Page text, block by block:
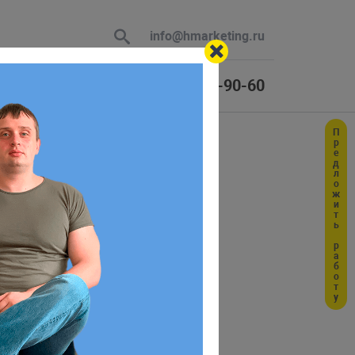
info@hmarketing.ru
+7 (925) 464-90-60
даты-
ответ
с учетом
Предложить работу